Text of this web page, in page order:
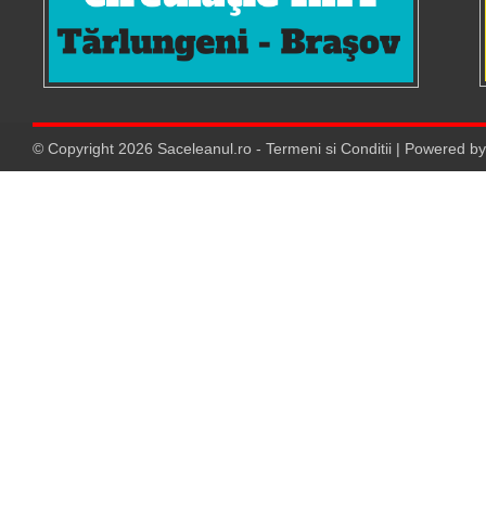
© Copyright 2026 Saceleanul.ro - Termeni si Conditii | Powered